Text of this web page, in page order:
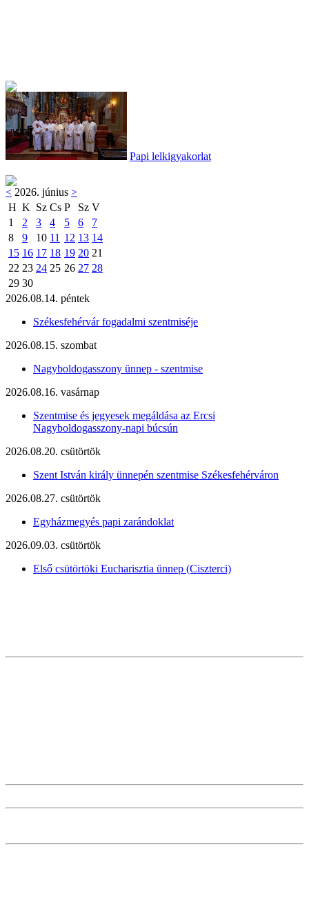
Papi lelkigyakorlat
< 2026. június >
H K Sz Cs P Sz V
1
2 3 4 5 6
7
8
9 10 11 12 13 14
15 16 17 18 19 20 21
22 23 24 25 26 27 28
29 30
2026.08.14. péntek
Székesfehérvár fogadalmi szentmiséje
2026.08.15. szombat
Nagyboldogasszony ünnep - szentmise
2026.08.16. vasárnap
Szentmise és jegyesek megáldása az Ercsi
Nagyboldogasszony-napi búcsún
2026.08.20. csütörtök
Szent István király ünnepén szentmise Székesfehérváron
2026.08.27. csütörtök
Egyházmegyés papi zarándoklat
2026.09.03. csütörtök
Első csütörtöki Eucharisztia ünnep (Ciszterci)